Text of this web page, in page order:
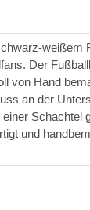
weißem
Der
von Hand
an der
Schachtel
und